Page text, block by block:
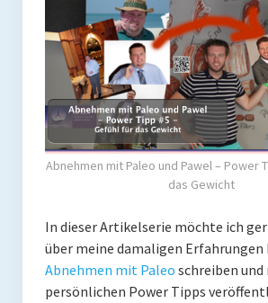
Abnehmen mit Paleo
Zunehmen mit Paleo
Paleo Gehirn-Pflege
Paleo Fitness
Coaching
Coaching
Abnehmen mit Paleo und Pawel – Power
das Gewicht
In dieser Artikelserie möchte ich
über meine damaligen Erfahrungen
Abnehmen mit Paleo schreiben und
persönlichen Power Tipps